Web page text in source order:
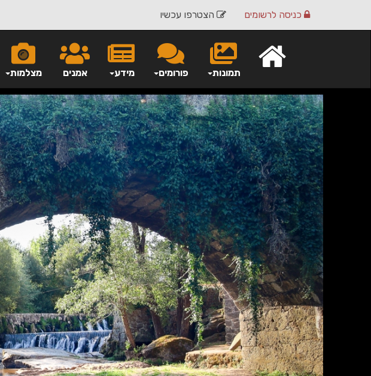
הצטרפו עכשיו כניסה לרשומים
מצלמות אמנים מידע פורומים תמונות